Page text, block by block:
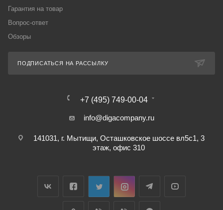
Гарантия на товар
Вопрос-ответ
Обзоры
ПОДПИСАТЬСЯ НА РАССЫЛКУ
+7 (495) 749-00-04
info@digacompany.ru
141031, г. Мытищи, Осташковское шоссе вл5с1, 3
этаж, офис 310